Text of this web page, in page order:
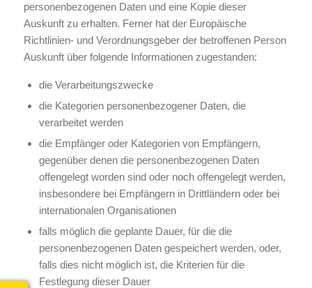
personenbezogenen Daten und eine Kopie dieser
Auskunft zu erhalten. Ferner hat der Europäische
Richtlinien- und Verordnungsgeber der betroffenen Person
Auskunft über folgende Informationen zugestanden:
die Verarbeitungszwecke
die Kategorien personenbezogener Daten, die
verarbeitet werden
die Empfänger oder Kategorien von Empfängern,
gegenüber denen die personenbezogenen Daten
offengelegt worden sind oder noch offengelegt werden,
insbesondere bei Empfängern in Drittländern oder bei
internationalen Organisationen
falls möglich die geplante Dauer, für die die
personenbezogenen Daten gespeichert werden, oder,
falls dies nicht möglich ist, die Kriterien für die
Festlegung dieser Dauer